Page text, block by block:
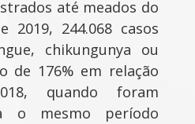
até meados do
2019, 244.068 casos
chikungunya ou
de 176% em relação
quando foram
o mesmo período